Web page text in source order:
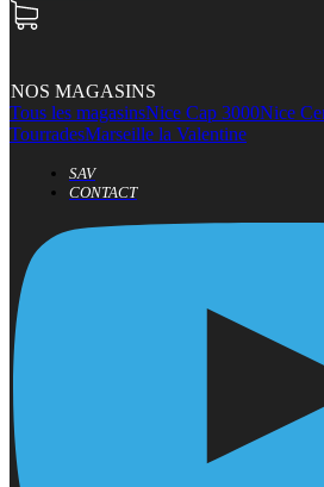
NOS MAGASINS
Tous les magasinsNice Cap 3000Nice
TourradesMarseille la Valentine
SAV
CONTACT